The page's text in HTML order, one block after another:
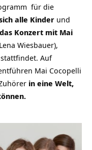
für die
alle Kinder und
Konzert mit Mai
Wiesbauer),
Auf
Mai Cocopelli
in eine Welt,